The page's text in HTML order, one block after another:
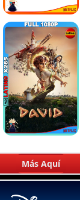
Más Aquí